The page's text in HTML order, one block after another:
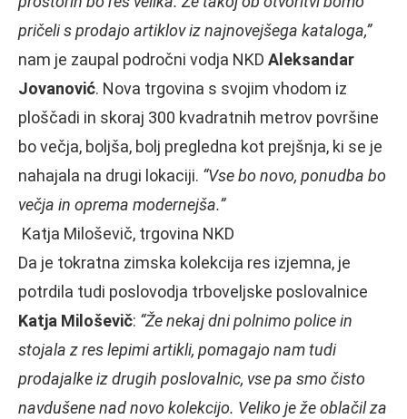
pričeli s prodajo artiklov iz najnovejšega kataloga,”
nam je zaupal področni vodja NKD Aleksandar
Jovanović. Nova trgovina s svojim vhodom iz
ploščadi in skoraj 300 kvadratnih metrov površine
bo večja, boljša, bolj pregledna kot prejšnja, ki se je
nahajala na drugi lokaciji. “Vse bo novo, ponudba bo
večja in oprema modernejša.”
Katja Miloševič, trgovina NKD
Da je tokratna zimska kolekcija res izjemna, je
potrdila tudi poslovodja trboveljske poslovalnice
Katja Miloševič: “Že nekaj dni polnimo police in
stojala z res lepimi artikli, pomagajo nam tudi
prodajalke iz drugih poslovalnic, vse pa smo čisto
navdušene nad novo kolekcijo. Veliko je že oblačil za